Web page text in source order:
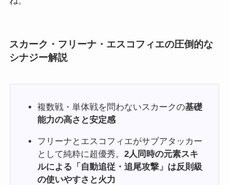
スカーク・フリーナ・エスコフィエの圧倒的な
シナジー解説
複数戦・単体戦を問わないスカークの基礎
能力の高さと安定感
フリーナとエスコフィエがサブアタッカー
として純粋に超優秀。 2人同時の元素スキ
ルによる「自動追従・追尾攻撃」は反則級
の使いやすさと火力